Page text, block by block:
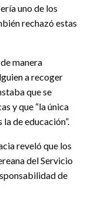
uno de los
rechazó estas
manera
a recoger
que se
y que “la única
de educación”.
reveló que los
del Servicio
de